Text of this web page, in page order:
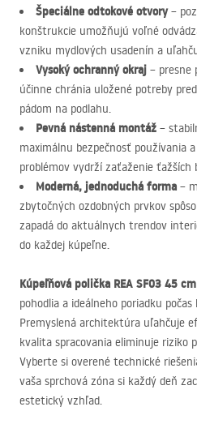
Špeciálne odtokové otvory–
konštrukcie umožňujú voľné
vzniku mydlových usadenín a
Vysoký ochranný okraj – presne
účinne chránia uložené potreby
pádom na podlahu.
Pevná nástenná montáž –
maximálnu bezpečnosť používania
problémov vydrží zaťaženie ťažších
Moderná, jednoduchá forma –
zbytočných ozdobných prvkov
zapadá do aktuálnych trendov
do každej kúpeľne.
Kúpeľňová polička REA SF03 45 cm
pohodlia a ideálneho poriadku
Premyslená architektúra uľahčuje
kvalita spracovania eliminuje riziko
Vyberte si overené technické
vaša sprchová zóna si každý deň
estetický vzhľad.